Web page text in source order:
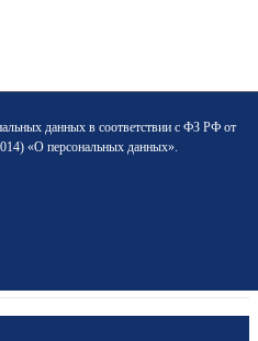
данных в соответствии с ФЗ РФ от
«О персональных данных».